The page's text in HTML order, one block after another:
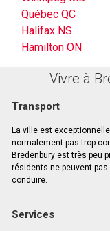
Québec QC
Halifax NS
Hamilton ON
Vivre à
Transport
La ville est
normalement pas trop
Bredenbury est très peu
résidents ne peuvent
conduire.
Services